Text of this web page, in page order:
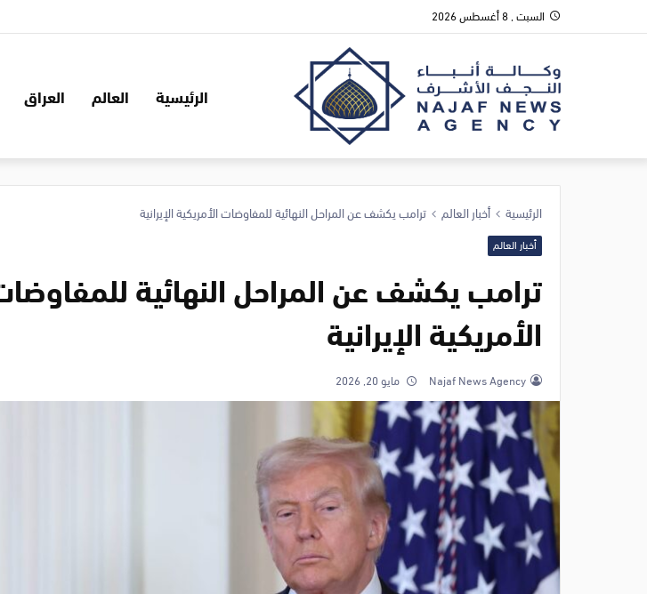
السبت , 8 أغسطس 2026
الرئيسية العالم العراق
الرئيسية أخبار العالم ترامب يكشف عن المراحل النهائية للمفاوضات الأمريكية الإيرانية
أخبار العالم
ترامب يكشف عن المراحل النهائية
الأمريكية الإيرانية
Najaf News Agency مايو 20, 2026